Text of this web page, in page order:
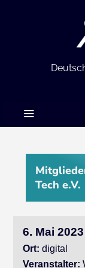
Tech e.V.
6. Mai
Ort: digital
Veranstalter: